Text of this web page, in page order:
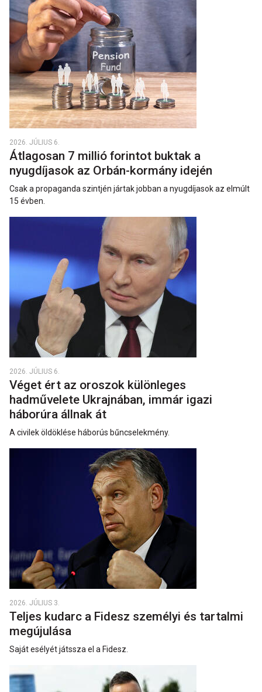
2026. JÚLIUS 6.
Átlagosan 7 millió forintot buktak a
nyugdíjasok az Orbán-kormány idején
Csak a propaganda szintjén jártak jobban a nyugdíjasok az elmúlt
15 évben.
2026. JÚLIUS 6.
Véget ért az oroszok különleges
hadművelete Ukrajnában, immár igazi
háborúra állnak át
A civilek öldöklése háborús bűncselekmény.
2026. JÚLIUS 3.
Teljes kudarc a Fidesz személyi és tartalmi
megújulása
Saját esélyét játssza el a Fidesz.